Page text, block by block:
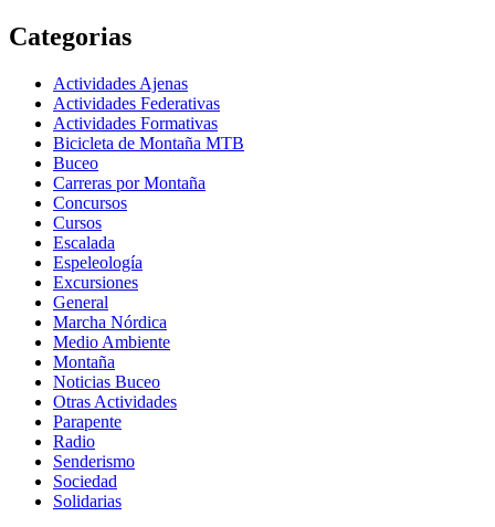
Categorias
Actividades Ajenas
Actividades Federativas
Actividades Formativas
Bicicleta de Montaña MTB
Buceo
Carreras por Montaña
Concursos
Cursos
Escalada
Espeleología
Excursiones
General
Marcha Nórdica
Medio Ambiente
Montaña
Noticias Buceo
Otras Actividades
Parapente
Radio
Senderismo
Sociedad
Solidarias